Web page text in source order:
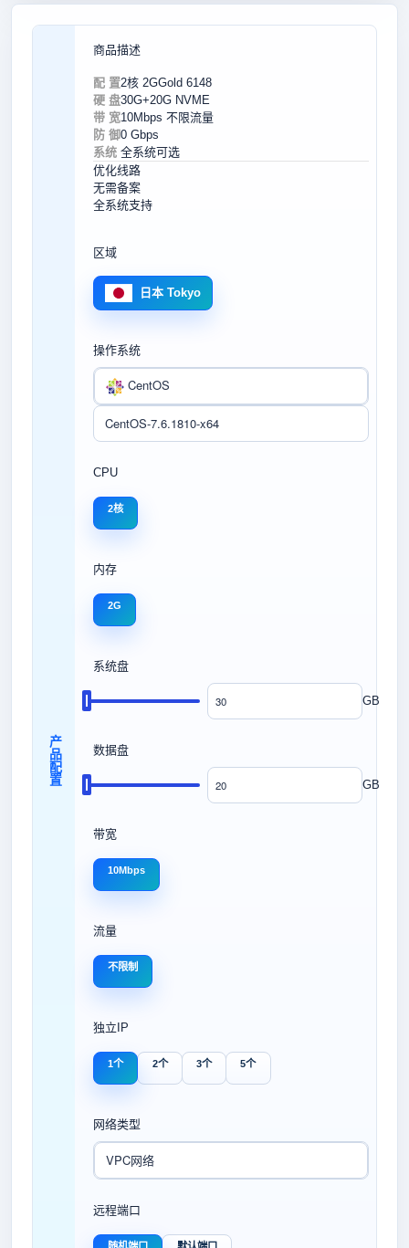
产品配置
商品描述
配 置2核 2GGold 6148
硬 盘30G+20G NVME
带 宽10Mbps 不限流量
防 御0 Gbps
系统 全系统可选
优化线路
无需备案
全系统支持
区域
日本 Tokyo
操作系统
CentOS
CPU
2核
内存
2G
系统盘
GB
数据盘
GB
带宽
10Mbps
流量
不限制
独立IP
1个 2个 3个 5个
网络类型
VPC网络
远程端口